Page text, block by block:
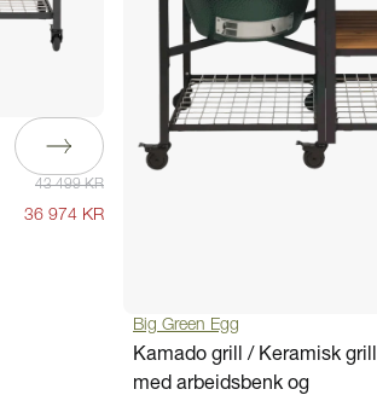
43 499 KR
36 974 KR
Big Green Egg
Kamado grill / Keramisk grill
med arbeidsbenk og